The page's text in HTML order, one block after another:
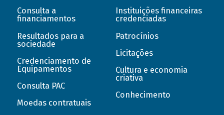
Consulta a
financiamentos
Resultados para a
sociedade
Credenciamento de
Equipamentos
Consulta PAC
Moedas contratuais
Instituições financeiras
credenciadas
Patrocínios
Licitações
Cultura e economia
criativa
Conhecimento